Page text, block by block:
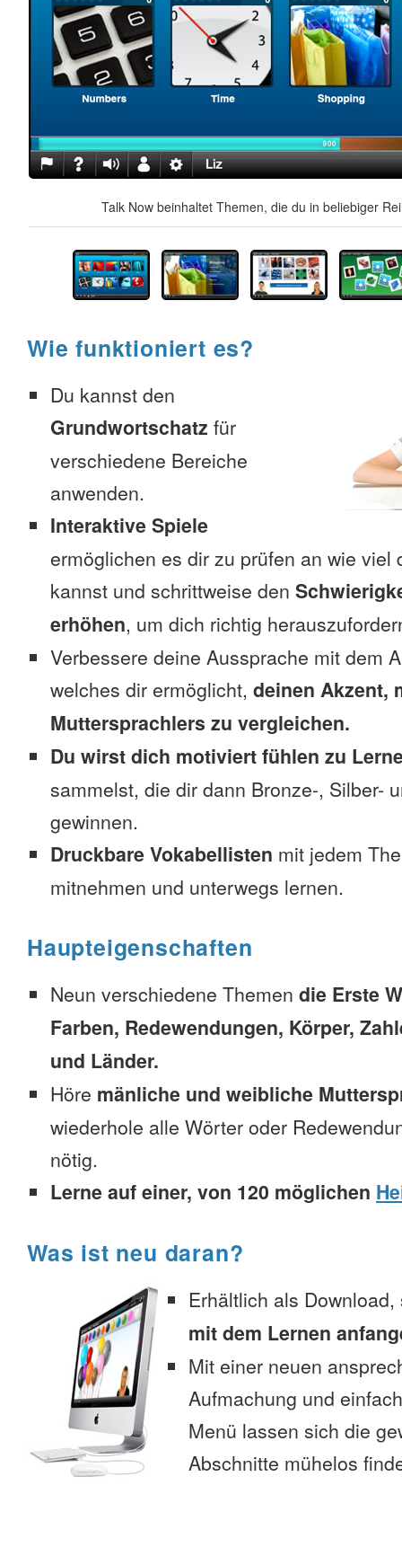
Talk Now beinhaltet Themen, die du in beliebiger
Wie funktioniert es?
Du kannst den
Grundwortschatz für
verschiedene Bereiche
anwenden.
Interaktive Spiele
ermöglichen es dir zu prüfen an wie viel
kannst und schrittweise den
erhöhen, um dich richtig
Verbessere deine Aussprache mit dem
welches dir ermöglicht, deinen Akzent,
Muttersprachlers zu vergleichen.
Du wirst dich motiviert fühlen zu
sammelst, die dir dann Bronze-, Silber-
gewinnen.
Druckbare Vokabellisten mit jedem
mitnehmen und unterwegs lernen.
Haupteigenschaften
Neun verschiedene Themen die Erste
Farben, Redewendungen, Körper,
und Länder.
Höre mänliche und weibliche
wiederhole alle Wörter oder
nötig.
Lerne auf einer, von 120 möglichen
Was ist neu daran?
Erhältlich als
mit dem Lernen
Mit einer neuen
Aufmachung und
Menü lassen sich die
Abschnitte mühelos